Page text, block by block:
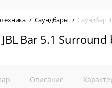
Саундбары Саундбар
Bar 5.1 Surround
Описание